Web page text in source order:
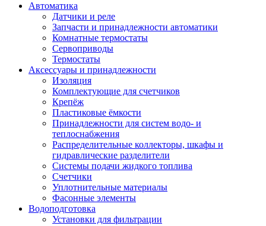
Автоматика
Датчики и реле
Запчасти и принадлежности автоматики
Комнатные термостаты
Сервоприводы
Термостаты
Аксессуары и принадлежности
Изоляция
Комплектующие для счетчиков
Крепёж
Пластиковые ёмкости
Принадлежности для систем водо- и
теплоснабжения
Распределительные коллекторы, шкафы и
гидравлические разделители
Системы подачи жидкого топлива
Счетчики
Уплотнительные материалы
Фасонные элементы
Водоподготовка
Установки для фильтрации